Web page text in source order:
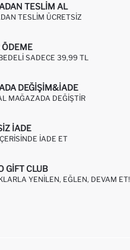
TESLIM AL
TESLIM ÜCRETSIZ
SADECE 39,99 TL
DEĞIŞIM&İADE
MAĞAZADA DEĞIŞTIR
IADE
IADE ET
GIFT CLUB
YENILEN, EĞLEN, DEVAM ET!